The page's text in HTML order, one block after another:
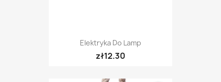
Elektryka Do Lamp
zł12.30